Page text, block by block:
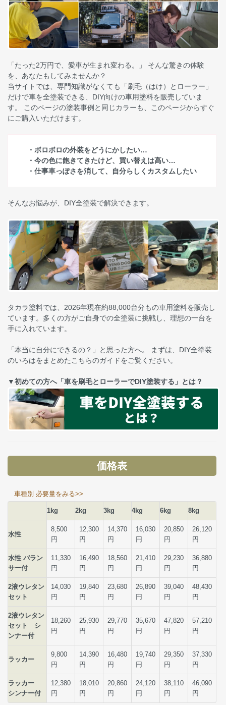
「たった2万円で、愛車が生まれ変わる。」 そんな驚きの体験
を、あなたもしてみませんか？
当サイトでは、専門知識がなくても「刷毛（はけ）とローラー」
だけで車を全塗装できる、DIY向けの車用塗料を販売していま
す。 このページの塗装事例と同じカラーも、このページからすぐ
にご購入いただけます。
・ボロボロの外装をどうにかしたい…
・今の色に飽きてきたけど、買い替えは高い…
・仕事車っぽさを消して、自分らしくカスタムしたい
そんなお悩みが、DIY全塗装で解決できます。
タカラ塗料では、2026年現在約88,000台分もの車用塗料を販売し
ています。多くの方がご自身での全塗装に挑戦し、理想の一台を
手に入れています。
「本当に自分にできるの？」と思った方へ。 まずは、DIY全塗装
のいろはをまとめたこちらのガイドをご覧ください。
▼初めての方へ「車を刷毛とローラーでDIY塗装する」とは？
価格表
車種別 必要量をみる>>